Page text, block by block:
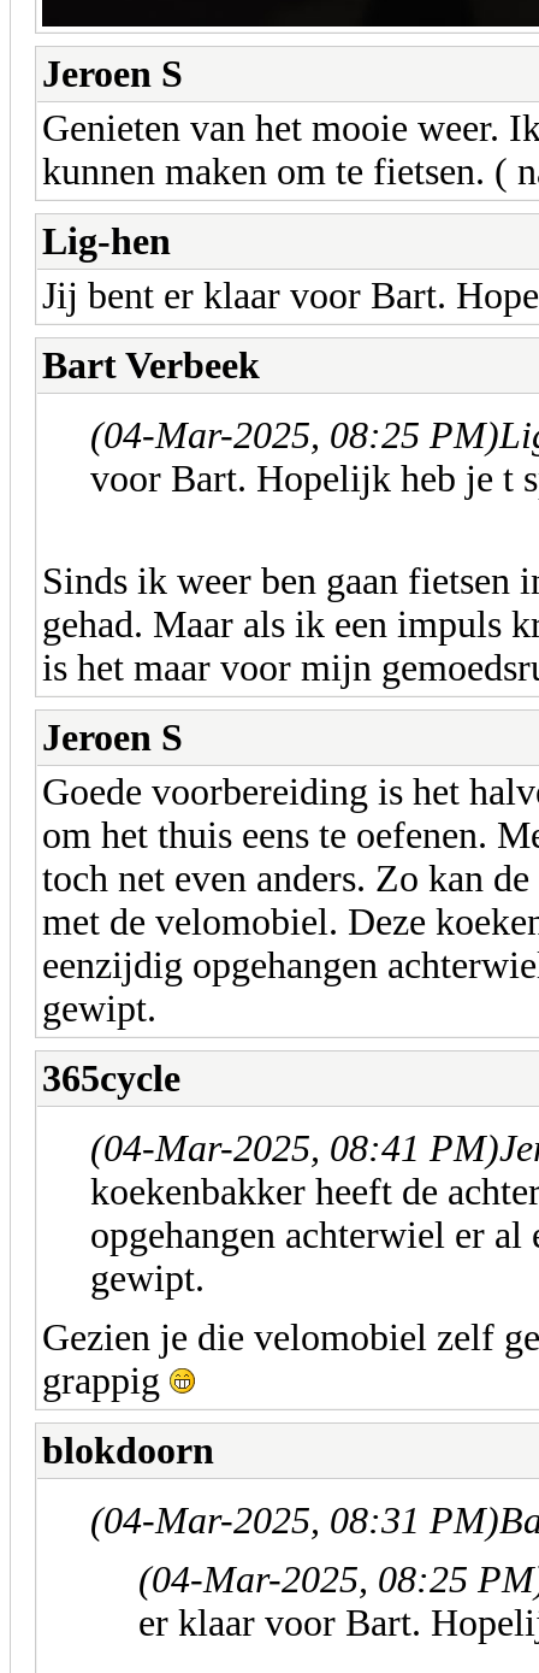
Jeroen S
Genieten van het mooie weer.
kunnen maken om te fietsen. (
Lig-hen
Jij bent er klaar voor Bart.
Bart Verbeek
(04-Mar-2025, 08:25 PM)
voor Bart. Hopelijk heb je t
Sinds ik weer ben gaan fietsen
gehad. Maar als ik een impuls
is het maar voor mijn
Jeroen S
Goede voorbereiding is het
om het thuis eens te oefenen.
toch net even anders. Zo kan
met de velomobiel. Deze
eenzijdig opgehangen
gewipt.
365cycle
(04-Mar-2025, 08:41 PM)
koekenbakker heeft de
opgehangen achterwiel er al
gewipt.
Gezien je die velomobiel zelf
grappig
blokdoorn
(04-Mar-2025, 08:31 PM)
(04-Mar-2025, 08:25
er klaar voor Bart.